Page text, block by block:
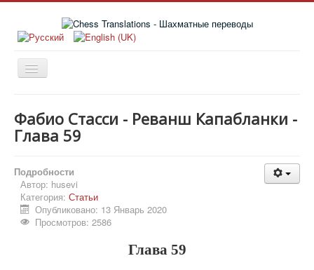
Книги
Статьи
История
Заметки
Фабио Стасси - Реванш Капабланки -
Глава 59
Подробности
Автор: husevi
Категория: Статьи
Опубликовано: 13 Январь 2020
Просмотров: 2586
Глава 59